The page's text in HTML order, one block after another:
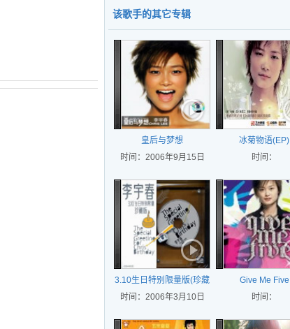
该歌手的其它专辑
皇后与梦想
时间：2006年9月15日
冰菊物语(EP)
时间：
3.10生日特别限量版(珍藏
版)
时间：2006年3月10日
Give Me Five
时间：